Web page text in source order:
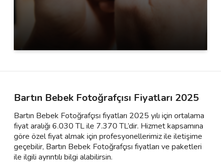
Bartın Bebek Fotoğrafçısı Fiyatları 2025
Bartın Bebek Fotoğrafçısı fiyatları 2025 yılı için ortalama
fiyat aralığı 6.030 TL ile 7.370 TL’dir. Hizmet kapsamına
göre özel fiyat almak için profesyonellerimiz ile iletişime
geçebilir, Bartın Bebek Fotoğrafçısı fiyatları ve paketleri
ile ilgili ayrıntılı bilgi alabilirsin.